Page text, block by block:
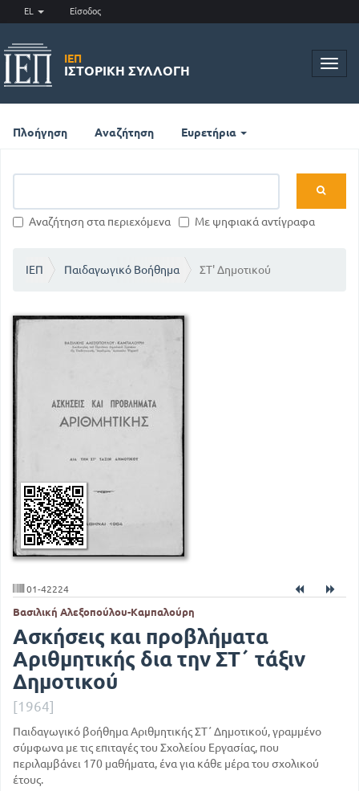
EL Είσοδος
ΙΕΠ
ΙΣΤΟΡΙΚΉ ΣΥΛΛΟΓΉ
Πλοήγηση Αναζήτηση Ευρετήρια
Αναζήτηση στα περιεχόμενα Με ψηφιακά αντίγραφα
ΙΕΠ Παιδαγωγικό Βοήθημα ΣΤ' Δημοτικού
01-42224
Βασιλική Αλεξοπούλου-Καμπαλούρη
Ασκήσεις και προβλήματα
Αριθμητικής δια την ΣΤ΄ τάξιν
Δημοτικού
[1964]
Παιδαγωγικό βοήθημα Αριθμητικής ΣΤ΄ Δημοτικού, γραμμένο
σύμφωνα με τις επιταγές του Σχολείου Εργασίας, που
περιλαμβάνει 170 μαθήματα, ένα για κάθε μέρα του σχολικού
έτους.